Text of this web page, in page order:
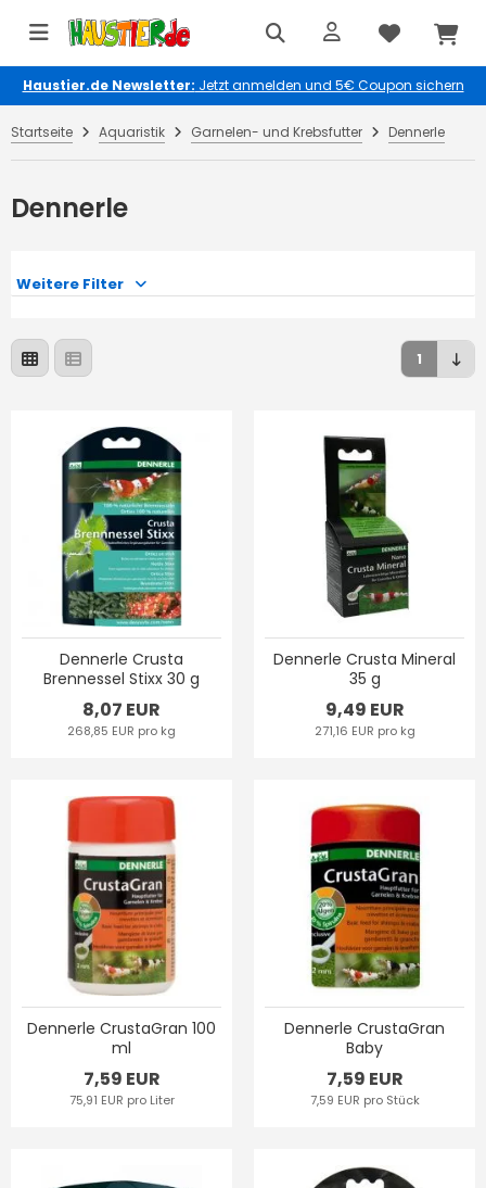
Haustier.de Newsletter: Jetzt anmelden und 5€ Coupon sichern
Startseite Aquaristik Garnelen- und Krebsfutter Dennerle
Dennerle
Weitere Filter
1
Dennerle Crusta
Brennessel Stixx 30 g
8,07 EUR
268,85 EUR pro kg
Dennerle Crusta Mineral
35 g
9,49 EUR
271,16 EUR pro kg
Dennerle CrustaGran 100
ml
7,59 EUR
75,91 EUR pro Liter
Dennerle CrustaGran
Baby
7,59 EUR
7,59 EUR pro Stück